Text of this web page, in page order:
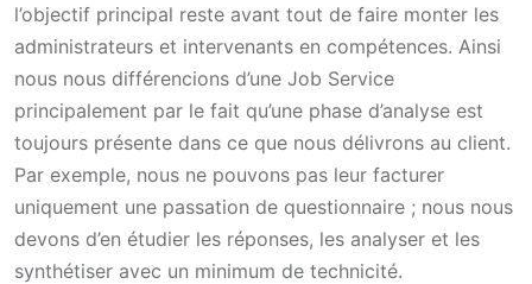
l’objectif principal reste avant tout de faire monter les
administrateurs et intervenants en compétences. Ainsi
nous nous différencions d’une Job Service
principalement par le fait qu’une phase d’analyse est
toujours présente dans ce que nous délivrons au client.
Par exemple, nous ne pouvons pas leur facturer
uniquement une passation de questionnaire ; nous nous
devons d’en étudier les réponses, les analyser et les
synthétiser avec un minimum de technicité.